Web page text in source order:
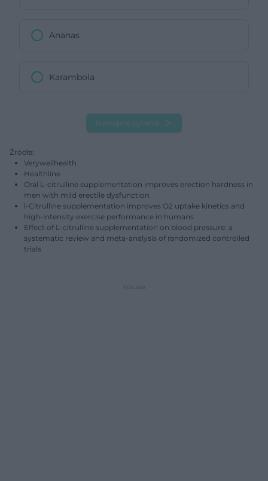
Ananas
Karambola
Następne pytanie
Źródła:
Verywellhealth
Healthline
Oral L-citrulline supplementation improves erection hardness in
men with mild erectile dysfunction
l-Citrulline supplementation improves O2 uptake kinetics and
high-intensity exercise performance in humans
Effect of L-citrulline supplementation on blood pressure: a
systematic review and meta-analysis of randomized controlled
trials